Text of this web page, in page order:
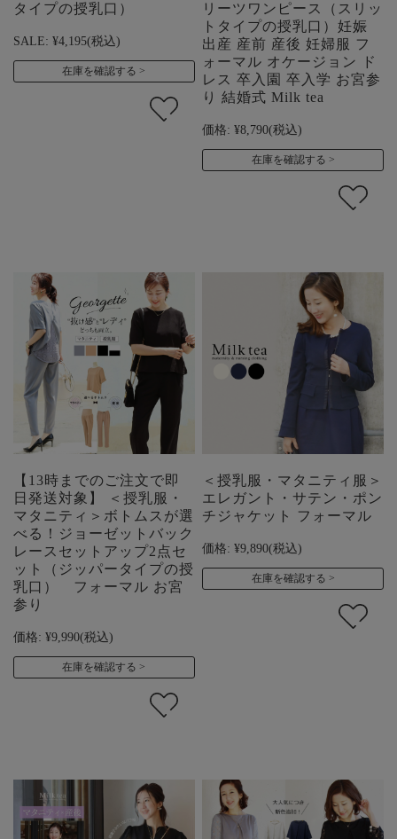
タイプの授乳口）
SALE: ¥4,195(税込)
在庫を確認する
リーツワンピース（スリッ
トタイプの授乳口）妊娠
出産 産前 産後 妊婦服 フ
ォーマル オケージョン ド
レス 卒入園 卒入学 お宮参
り 結婚式 Milk tea
価格: ¥8,790(税込)
在庫を確認する
【13時までのご注文で即
日発送対象】 ＜授乳服・
マタニティ＞ボトムスが選
べる！ジョーゼットバック
レースセットアップ2点セ
ット（ジッパータイプの授
乳口） フォーマル お宮
参り
価格: ¥9,990(税込)
在庫を確認する
＜授乳服・マタニティ服＞
エレガント・サテン・ポン
チジャケット フォーマル
価格: ¥9,890(税込)
在庫を確認する